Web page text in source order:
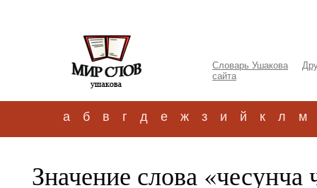
Словарь Ушакова
сайта
а б в г д е ж з и й к л м
Значение слова «чесунча